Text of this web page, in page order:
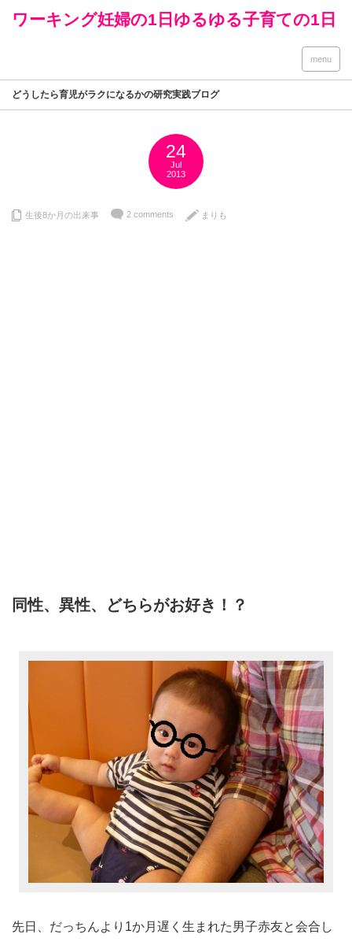
ワーキング妊婦の1日ゆるゆる子育ての1日
menu
どうしたら育児がラクになるかの研究実践ブログ
24
Jul
2013
生後8か月の出来事 2 comments まりも
同性、異性、どちらがお好き！？
先日、だっちんより1か月遅く生まれた男子赤友と会合し